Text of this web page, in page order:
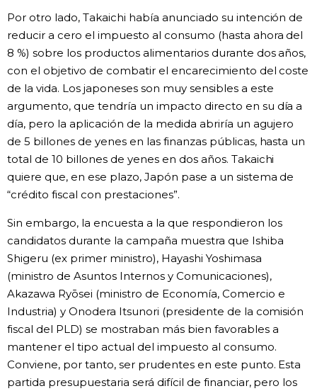
Por otro lado, Takaichi había anunciado su intención de
reducir a cero el impuesto al consumo (hasta ahora del
8 %) sobre los productos alimentarios durante dos años,
con el objetivo de combatir el encarecimiento del coste
de la vida. Los japoneses son muy sensibles a este
argumento, que tendría un impacto directo en su día a
día, pero la aplicación de la medida abriría un agujero
de 5 billones de yenes en las finanzas públicas, hasta un
total de 10 billones de yenes en dos años. Takaichi
quiere que, en ese plazo, Japón pase a un sistema de
“crédito fiscal con prestaciones”.
Sin embargo, la encuesta a la que respondieron los
candidatos durante la campaña muestra que Ishiba
Shigeru (ex primer ministro), Hayashi Yoshimasa
(ministro de Asuntos Internos y Comunicaciones),
Akazawa Ryōsei (ministro de Economía, Comercio e
Industria) y Onodera Itsunori (presidente de la comisión
fiscal del PLD) se mostraban más bien favorables a
mantener el tipo actual del impuesto al consumo.
Conviene, por tanto, ser prudentes en este punto. Esta
partida presupuestaria será difícil de financiar, pero los